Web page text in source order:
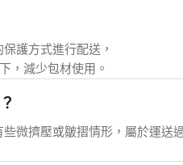
，減少包材使用。
微擠壓或皺摺情形，屬於運送